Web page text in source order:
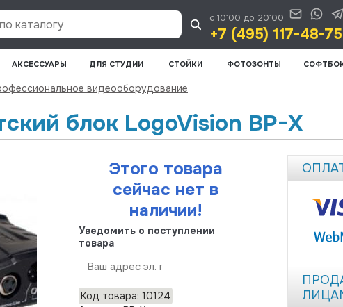
каталогу
с 10:00 до 20:00
+7 (495) 117-48-75
АКСЕССУАРЫ ДЛЯ СТУДИИ СТОЙКИ ФОТОЗОНТЫ
видеооборудование
блок LogoVision BP-X
Этого товара
сейчас нет в
наличии!
Уведомить о поступлении
товара
Код товара: 10124